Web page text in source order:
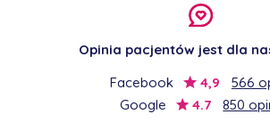
Opinia pacjentów jest dla
Facebook
4,9
566
Google
4.7 850